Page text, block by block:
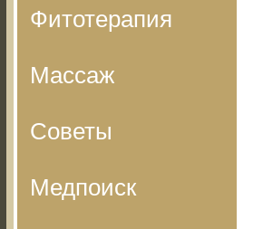
Фитотерапия
Массаж
Советы
Медпоиск